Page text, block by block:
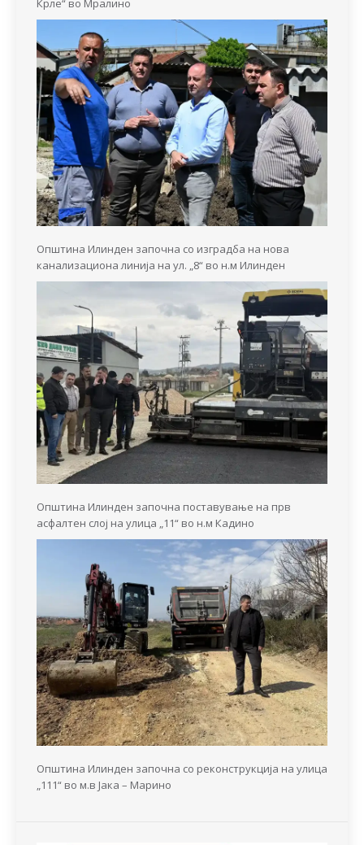
Крле“ во Мралино
Општина Илинден започна со изградба на нова
канализациона линија на ул. „8“ во н.м Илинден
Општина Илинден започна поставување на прв
асфалтен слој на улица „11“ во н.м Кадино
Општина Илинден започна со реконструкција на улица
„111“ во м.в Јака – Марино